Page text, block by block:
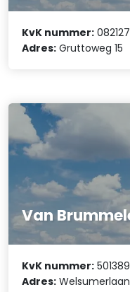
KvK nummer:
Adres: Gruttoweg 15
Van
KvK nummer:
Adres: